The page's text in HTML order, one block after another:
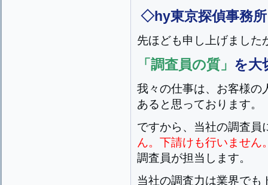
◇hy東京探偵事務所
先ほども申し上げました
「調査員の質」 を大
我々の仕事は、お客様の
あると思っております。
ですから、当社の調査員
ん。下請けも行いません
調査員が担当します。
当社の調査力は業界でも